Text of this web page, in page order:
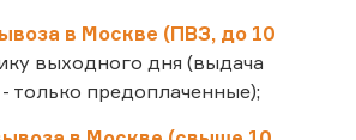
в Москве (ПВЗ, до 10
выходного дня (выдача
только предоплаченные);